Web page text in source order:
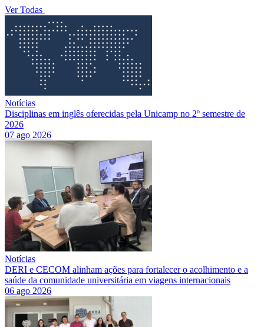
Ver Todas
Notícias
Disciplinas em inglês oferecidas pela Unicamp no 2º semestre de
2026
07 ago 2026
Notícias
DERI e CECOM alinham ações para fortalecer o acolhimento e a
saúde da comunidade universitária em viagens internacionais
06 ago 2026